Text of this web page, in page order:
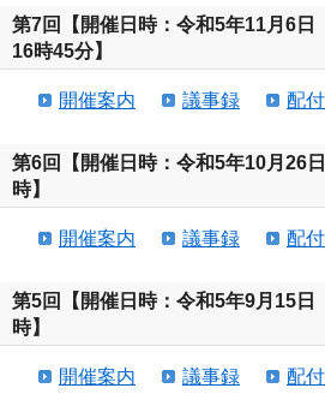
第7回【開催日時：令和5年11月6日
16時45分】
開催案内 議事録 配
第6回【開催日時：令和5年10月26
時】
開催案内 議事録 配
第5回【開催日時：令和5年9月15日
時】
開催案内 議事録 配